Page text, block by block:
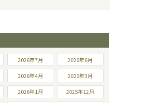
2026年7月 2026年6月
2026年4月 2026年3月
2026年1月 2025年12月